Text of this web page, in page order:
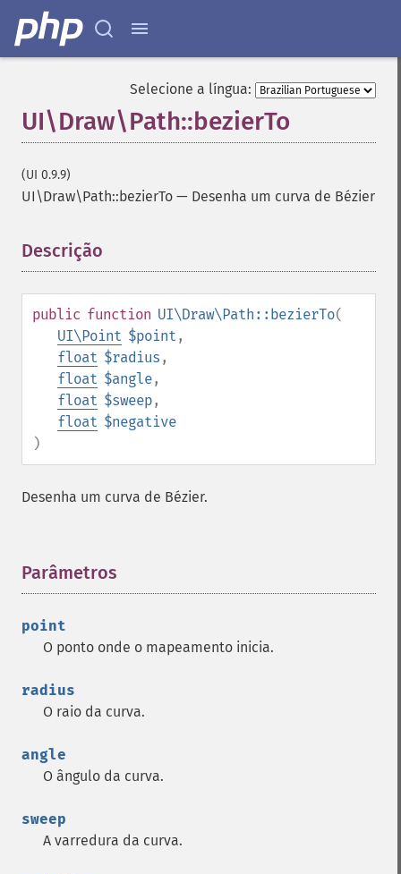
Selecione a língua:
UI\Draw\Path::bezierTo
(UI 0.9.9)
UI\Draw\Path::bezierTo — Desenha um curva de Bézier
Descrição
public function UI\Draw\Path::bezierTo(
UI\Point $point ,
float $radius ,
float $angle,
float $sweep,
float $negative
)
Desenha um curva de Bézier.
Parâmetros
point
O ponto onde o mapeamento inicia.
radius
O raio da curva.
angle
O ângulo da curva.
sweep
A varredura da curva.